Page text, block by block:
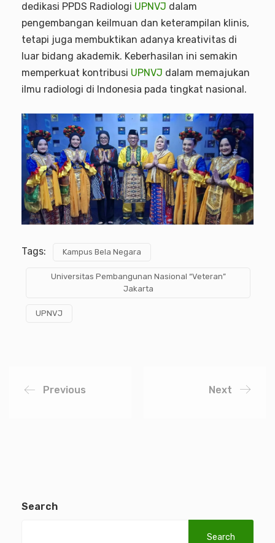
dedikasi PPDS Radiologi UPNVJ dalam
pengembangan keilmuan dan keterampilan klinis,
tetapi juga membuktikan adanya kreativitas di
luar bidang akademik. Keberhasilan ini semakin
memperkuat kontribusi UPNVJ dalam memajukan
ilmu radiologi di Indonesia pada tingkat nasional.
Tags: Kampus Bela Negara
Universitas Pembangunan Nasional “Veteran”
Jakarta
UPNVJ
Previous Next
Search
Search